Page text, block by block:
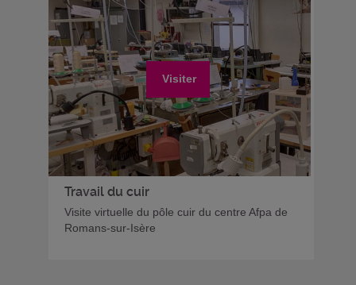
Visiter
Travail du cuir
Visite virtuelle du pôle cuir du centre Afpa de
Romans-sur-Isère